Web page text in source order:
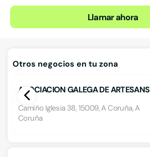
Llamar ahora
Otros negocios en tu zona
ASOCIACION GALEGA DE ARTESANS
Camiño Iglesia 38, 15009, A Coruña, A
Coruña